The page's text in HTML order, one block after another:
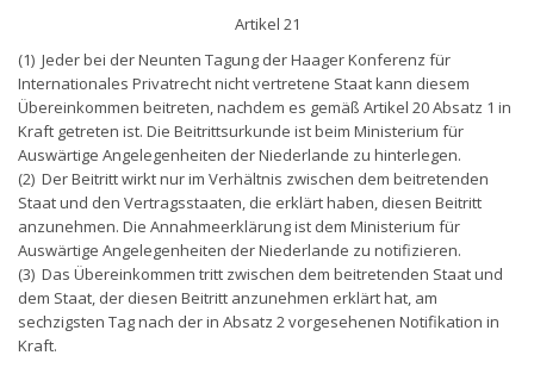
Artikel 21
(1) Jeder bei der Neunten Tagung der Haager Konferenz für
Internationales Privatrecht nicht vertretene Staat kann diesem
Übereinkommen beitreten, nachdem es gemäß Artikel 20 Absatz 1 in
Kraft getreten ist. Die Beitrittsurkunde ist beim Ministerium für
Auswärtige Angelegenheiten der Niederlande zu hinterlegen.
(2) Der Beitritt wirkt nur im Verhältnis zwischen dem beitretenden
Staat und den Vertragsstaaten, die erklärt haben, diesen Beitritt
anzunehmen. Die Annahmeerklärung ist dem Ministerium für
Auswärtige Angelegenheiten der Niederlande zu notifizieren.
(3) Das Übereinkommen tritt zwischen dem beitretenden Staat und
dem Staat, der diesen Beitritt anzunehmen erklärt hat, am
sechzigsten Tag nach der in Absatz 2 vorgesehenen Notifikation in
Kraft.